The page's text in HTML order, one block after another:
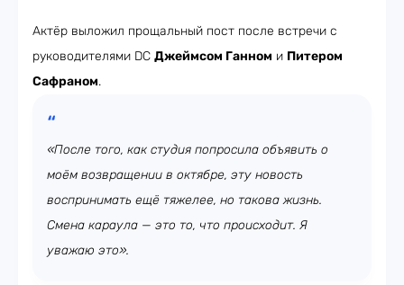
Актёр выложил прощальный пост после встречи с
руководителями DC Джеймсом Ганном и Питером
Сафраном.
«После того, как студия попросила объявить о
моём возвращении в октябре, эту новость
воспринимать ещё тяжелее, но такова жизнь.
Смена караула — это то, что происходит. Я
уважаю это».